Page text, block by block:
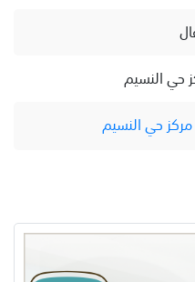
حي النسيم
مركز حي النسيم